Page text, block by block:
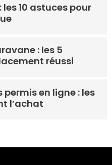
10 astuces pour
: les 5
réussi
permis en ligne : les
l’achat